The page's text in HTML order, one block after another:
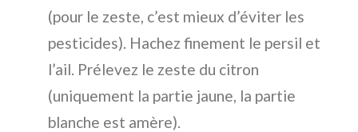
(pour le zeste, c’est mieux d’éviter les
pesticides). Hachez finement le persil et
l’ail. Prélevez le zeste du citron
(uniquement la partie jaune, la partie
blanche est amère).